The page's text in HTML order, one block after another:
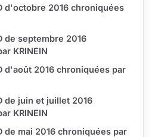
d'octobre 2016 chroniquées
de septembre 2016
KRINEIN
d'août 2016 chroniquées par
de juin et juillet 2016
KRINEIN
de mai 2016 chroniquées par